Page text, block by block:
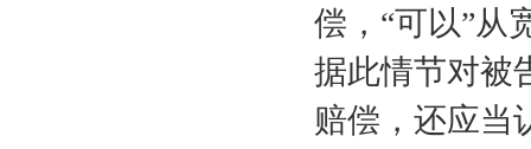
偿，“可以”从
据此情节对被
赔偿，还应当